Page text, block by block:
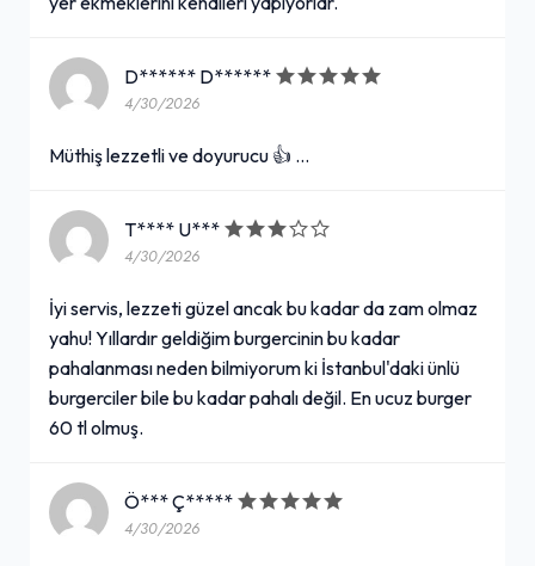
D****** D******
4/30/2026
Müthiş lezzetli ve doyurucu 👍 …
T**** U***
4/30/2026
İyi servis, lezzeti güzel ancak bu kadar da zam olmaz
yahu! Yıllardır geldiğim burgercinin bu kadar
pahalanması neden bilmiyorum ki İstanbul'daki ünlü
burgerciler bile bu kadar pahalı değil. En ucuz burger
60 tl olmuş.
Ö*** Ç*****
4/30/2026